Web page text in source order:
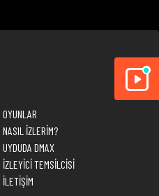
OYUNLAR
NASIL İZLERİM?
UYDUDA DMAX
İZLEYİCİ TEMSİLCİSİ
İLETİŞİM